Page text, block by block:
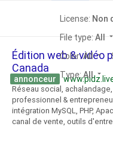
License: Non
File type: All arrow_drop_down
Color:All arrow_drop_down
Type:All arrow_drop_down
Édition web & vidéo
Canada
annonceur
Réseau social,
professionnel &
intégration MySQL, PHP,
canal de vente, outils